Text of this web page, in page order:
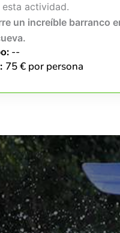
actividad.
un increíble barranco
--
75 € por persona